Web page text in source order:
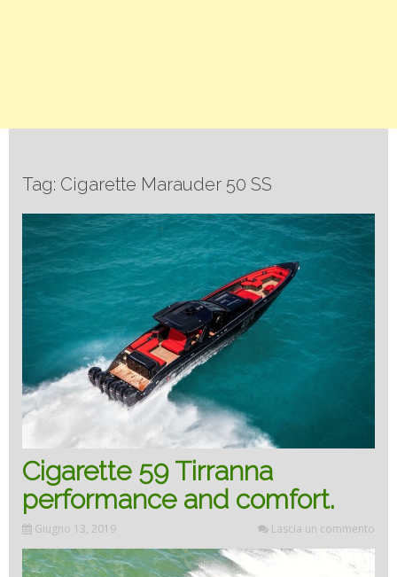
Tag: Cigarette Marauder 50 SS
Cigarette 59 Tirranna
performance and comfort.
Giugno 13, 2019 Lascia un commento